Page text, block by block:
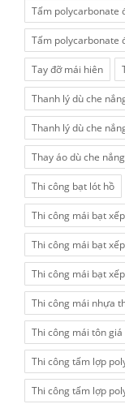
Tấm polycarbonate
Tấm polycarbonate
Tay đỡ mái hiên
Thanh lý dù che
Thanh lý dù che
Thay áo dù che nắng
Thi công bạt lót hồ
Thi công mái bạt
Thi công mái bạt
Thi công mái bạt
Thi công mái nhựa
Thi công mái tôn giá
Thi công tấm lợp
Thi công tấm lợp